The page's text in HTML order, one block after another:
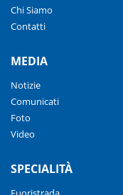
Chi Siamo
Contatti
MEDIA
Notizie
Comunicati
Foto
Video
SPECIALITÀ